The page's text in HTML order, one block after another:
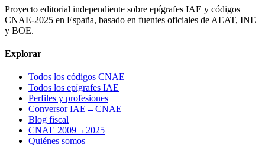
Proyecto editorial independiente sobre epígrafes IAE y códigos
CNAE-2025 en España, basado en fuentes oficiales de AEAT, INE
y BOE.
Explorar
Todos los códigos CNAE
Todos los epígrafes IAE
Perfiles y profesiones
Conversor IAE↔CNAE
Blog fiscal
CNAE 2009→2025
Quiénes somos